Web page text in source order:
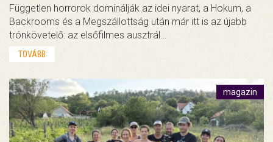
Független horrorok dominálják az idei nyarat, a Hokum, a
Backrooms és a Megszállottság után már itt is az újabb
trónkövetelő: az elsőfilmes ausztrál…
TOVÁBB
magazin